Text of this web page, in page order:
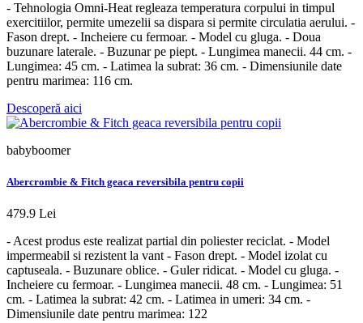
- Tehnologia Omni-Heat regleaza temperatura corpului in timpul
exercitiilor, permite umezelii sa dispara si permite circulatia aerului. -
Fason drept. - Incheiere cu fermoar. - Model cu gluga. - Doua
buzunare laterale. - Buzunar pe piept. - Lungimea manecii. 44 cm. -
Lungimea: 45 cm. - Latimea la subrat: 36 cm. - Dimensiunile date
pentru marimea: 116 cm.
Descoperă aici
babyboomer
Abercrombie & Fitch geaca reversibila pentru copii
479.9 Lei
- Acest produs este realizat partial din poliester reciclat. - Model
impermeabil si rezistent la vant - Fason drept. - Model izolat cu
captuseala. - Buzunare oblice. - Guler ridicat. - Model cu gluga. -
Incheiere cu fermoar. - Lungimea manecii. 48 cm. - Lungimea: 51
cm. - Latimea la subrat: 42 cm. - Latimea in umeri: 34 cm. -
Dimensiunile date pentru marimea: 122